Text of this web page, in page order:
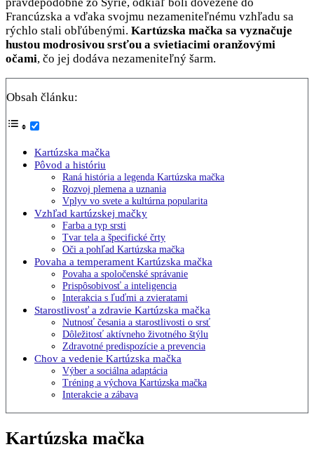
Francúzska a vďaka svojmu nezameniteľnému vzhľadu sa
rýchlo stali obľúbenými. Kartúzska mačka sa vyznačuje
hustou modrosivou srsťou a svietiacimi oranžovými
očami, čo jej dodáva nezameniteľný šarm.
Obsah článku:
Kartúzska mačka
Pôvod a históriu
Raná história a legenda Kartúzska mačka
Rozvoj plemena a uznania
Vplyv vo svete a kultúrna popularita
Vzhľad kartúzskej mačky
Farba a typ srsti
Tvar tela a špecifické črty
Oči a pohľad Kartúzska mačka
Povaha a temperament Kartúzska mačka
Povaha a spoločenské správanie
Prispôsobivosť a inteligencia
Interakcia s ľuďmi a zvieratami
Starostlivosť a zdravie Kartúzska mačka
Nutnosť česania a starostlivosti o srsť
Dôležitosť aktívneho životného štýlu
Zdravotné predispozície a prevencia
Chov a vedenie Kartúzska mačka
Výber a sociálna adaptácia
Tréning a výchova Kartúzska mačka
Interakcie a zábava
Kartúzska mačka